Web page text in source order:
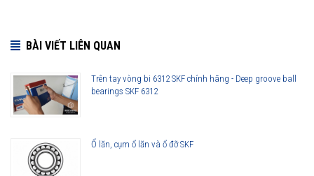
BÀI VIẾT LIÊN QUAN
Trên tay vòng bi 6312 SKF chính hãng - Deep groove ball
bearings SKF 6312
Ổ lăn, cụm ổ lăn và ổ đỡ SKF